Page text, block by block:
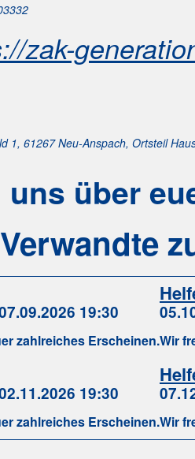
zak-
1, 61267 Neu-Anspach, Ortsteil
über
Verwandte
19:30
zahlreiches Erscheinen.Wir
19:30
zahlreiches Erscheinen.Wir